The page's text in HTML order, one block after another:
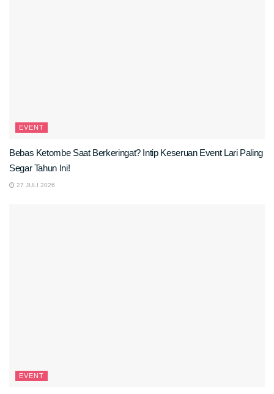
EVENT
Bebas Ketombe Saat Berkeringat? Intip Keseruan Event Lari Paling
Segar Tahun Ini!
27 JULI 2026
EVENT